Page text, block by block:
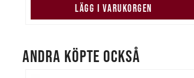
LÄGG I VARUKORGEN
ANDRA KÖPTE OCKSÅ